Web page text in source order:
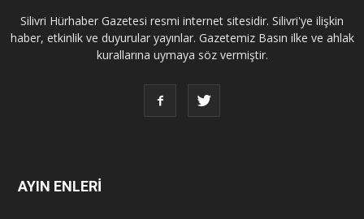
Silivri Hürhaber Gazetesi resmi internet sitesidir. Silivri'ye ilişkin
haber, etkinlik ve duyurular yayınlar. Gazetemiz Basın ilke ve ahlak
kurallarına uymaya söz vermiştir.
AYIN ENLERİ